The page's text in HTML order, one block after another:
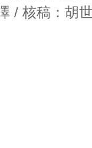
/ 核稿：胡